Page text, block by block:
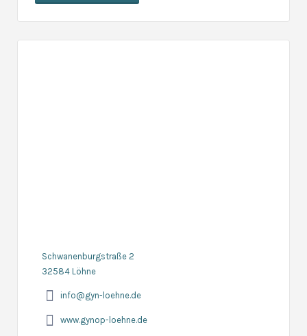
Schwanenburgstraße 2
32584 Löhne
info@gyn-loehne.de
www.gynop-loehne.de